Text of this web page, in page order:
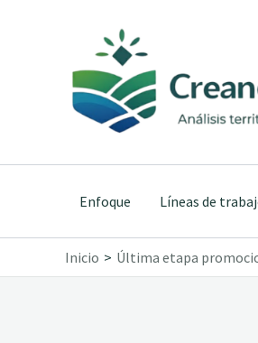
contenido
Enfoque Líneas de
Inicio Última etapa